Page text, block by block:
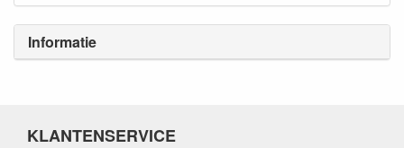
Informatie
KLANTENSERVICE